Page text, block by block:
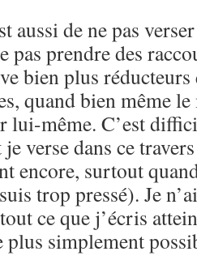
aussi de ne pas
pas prendre des
bien plus réducteurs
quand bien même
lui-même. C’est
je verse dans ce
encore, surtout
trop pressé). Je
ce que j’écris
plus simplement